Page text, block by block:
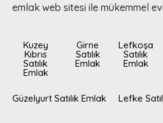
emlak web sitesi ile mükemmel
Kuzey
Kıbrıs
Satılık
Emlak
Girne
Satılık
Emlak
Lefkoşa
Satılık
Emlak
Güzelyurt Satılık Emlak Lefke